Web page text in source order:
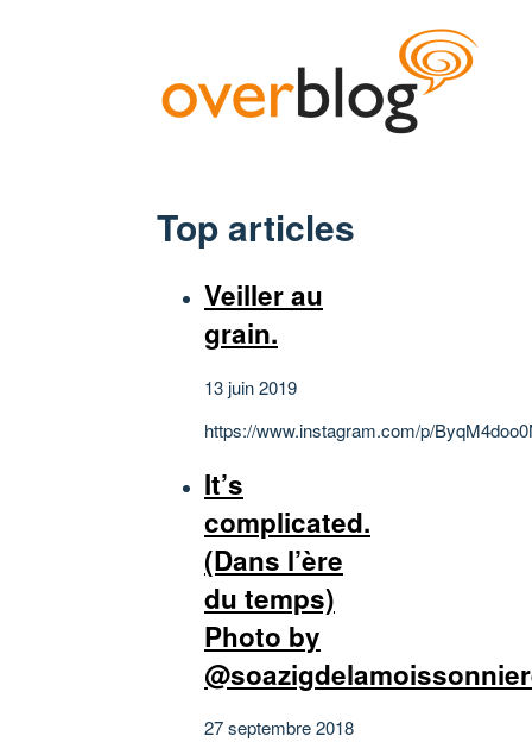
Top articles
Veiller au
grain.
13 juin 2019
https://www.instagram.com/p/
It’s
complicated.
(Dans l’ère
du temps)
Photo by
27 septembre 2018